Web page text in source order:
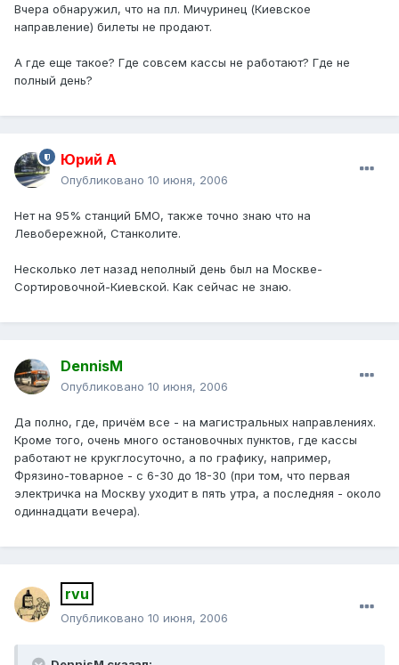
Вчера обнаружил, что на пл. Мичуринец (Киевское
направление) билеты не продают.
А где еще такое? Где совсем кассы не работают? Где не
полный день?
Юрий А
Опубликовано 10 июня, 2006
Нет на 95% станций БМО, также точно знаю что на
Левобережной, Станколите.
Несколько лет назад неполный день был на Москве-
Сортировочной-Киевской. Как сейчас не знаю.
DennisM
Опубликовано 10 июня, 2006
Да полно, где, причём все - на магистральных направлениях.
Кроме того, очень много остановочных пунктов, где кассы
работают не крукглосуточно, а по графику, например,
Фрязино-товарное - с 6-30 до 18-30 (при том, что первая
электричка на Москву уходит в пять утра, а последняя - около
одиннадцати вечера).
rvu
Опубликовано 10 июня, 2006